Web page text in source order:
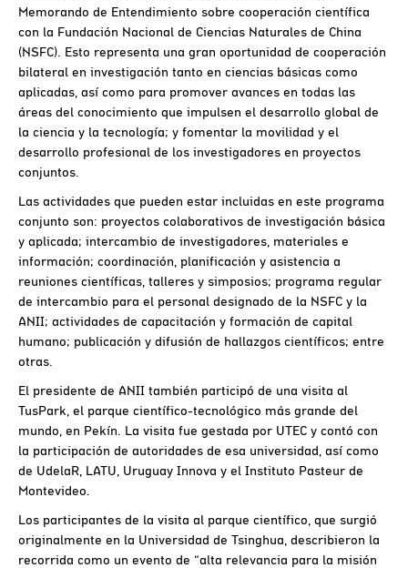
Memorando de Entendimiento sobre cooperación científica
con la Fundación Nacional de Ciencias Naturales de China
(NSFC). Esto representa una gran oportunidad de cooperación
bilateral en investigación tanto en ciencias básicas como
aplicadas, así como para promover avances en todas las
áreas del conocimiento que impulsen el desarrollo global de
la ciencia y la tecnología; y fomentar la movilidad y el
desarrollo profesional de los investigadores en proyectos
conjuntos.
Las actividades que pueden estar incluidas en este programa
conjunto son: proyectos colaborativos de investigación básica
y aplicada; intercambio de investigadores, materiales e
información; coordinación, planificación y asistencia a
reuniones científicas, talleres y simposios; programa regular
de intercambio para el personal designado de la NSFC y la
ANII; actividades de capacitación y formación de capital
humano; publicación y difusión de hallazgos científicos; entre
otras.
El presidente de ANII también participó de una visita al
TusPark, el parque científico-tecnológico más grande del
mundo, en Pekín. La visita fue gestada por UTEC y contó con
la participación de autoridades de esa universidad, así como
de UdelaR, LATU, Uruguay Innova y el Instituto Pasteur de
Montevideo.
Los participantes de la visita al parque científico, que surgió
originalmente en la Universidad de Tsinghua, describieron la
recorrida como un evento de “alta relevancia para la misión